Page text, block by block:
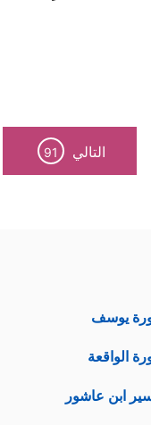
التالي 91
يوسف
الواقعة
ابن عاشور